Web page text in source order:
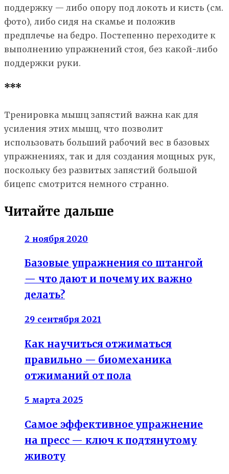
поддержку — либо опору под локоть и кисть (см.
фото), либо сидя на скамье и положив
предплечье на бедро. Постепенно переходите к
выполнению упражнений стоя, без какой-либо
поддержки руки.
***
Тренировка мышц запястий важна как для
усиления этих мышц, что позволит
использовать больший рабочий вес в базовых
упражнениях, так и для создания мощных рук,
поскольку без развитых запястий большой
бицепс смотрится немного странно.
Читайте дальше
2 ноября 2020
Базовые упражнения со штангой
— что дают и почему их важно
делать?
29 сентября 2021
Как научиться отжиматься
правильно — биомеханика
отжиманий от пола
5 марта 2025
Самое эффективное упражнение
на пресс — ключ к подтянутому
животу